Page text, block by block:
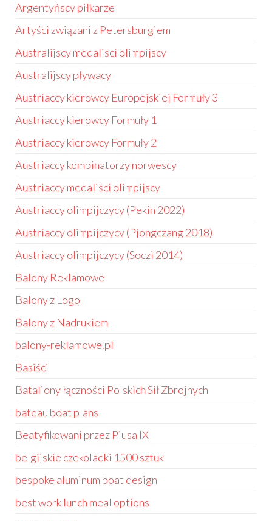
Argentyńscy piłkarze
Artyści związani z Petersburgiem
Australijscy medaliści olimpijscy
Australijscy pływacy
Austriaccy kierowcy Europejskiej Formuły 3
Austriaccy kierowcy Formuły 1
Austriaccy kierowcy Formuły 2
Austriaccy kombinatorzy norwescy
Austriaccy medaliści olimpijscy
Austriaccy olimpijczycy (Pekin 2022)
Austriaccy olimpijczycy (Pjongczang 2018)
Austriaccy olimpijczycy (Soczi 2014)
Balony Reklamowe
Balony z Logo
Balony z Nadrukiem
balony-reklamowe.pl
Basiści
Bataliony łączności Polskich Sił Zbrojnych
bateau boat plans
Beatyfikowani przez Piusa IX
belgijskie czekoladki 1500 sztuk
bespoke aluminum boat design
best work lunch meal options